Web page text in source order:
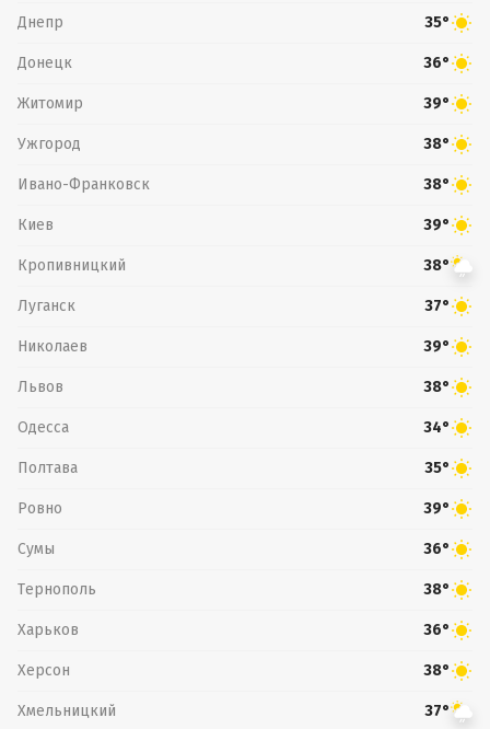
Днепр 35°
Донецк 36°
Житомир 39°
Ужгород 38°
Ивано-Франковск 38°
Киев 39°
Кропивницкий 38°
Луганск 37°
Николаев 39°
Львов 38°
Одесса 34°
Полтава 35°
Ровно 39°
Сумы 36°
Тернополь 38°
Харьков 36°
Херсон 38°
Хмельницкий 37°